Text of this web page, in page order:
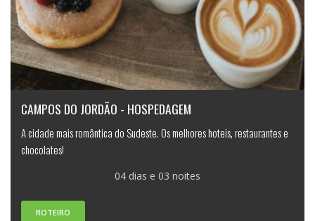
CAMPOS DO JORDÃO - HOSPEDAGEM
A cidade mais romântica do Sudeste. Os melhores hoteis, restaurantes e
chocolates!
04 dias e 03 noites
ROTEIRO